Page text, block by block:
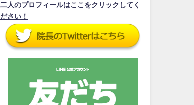
二人のプロフィールはここをクリックしてく
ださい！